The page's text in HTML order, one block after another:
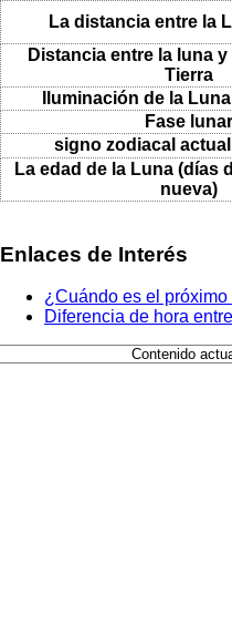
La distancia entre la
Distancia entre la luna
Tierra
Iluminación de la
Fase lunar
signo zodiacal
La edad de la Luna (días
nueva)
Enlaces de Interés
¿Cuándo es el
Diferencia de hora
Contenido